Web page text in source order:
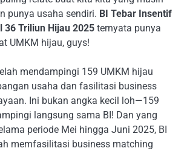
punya usaha sendiri. BI Tebar Insentif
36 Triliun Hijau 2025 ternyata punya
UMKM hijau, guys!
mendampingi 159 UMKM hijau
usaha dan fasilitasi business
Ini bukan angka kecil loh—159
langsung sama BI! Dan yang
periode Mei hingga Juni 2025, BI
memfasilitasi business matching